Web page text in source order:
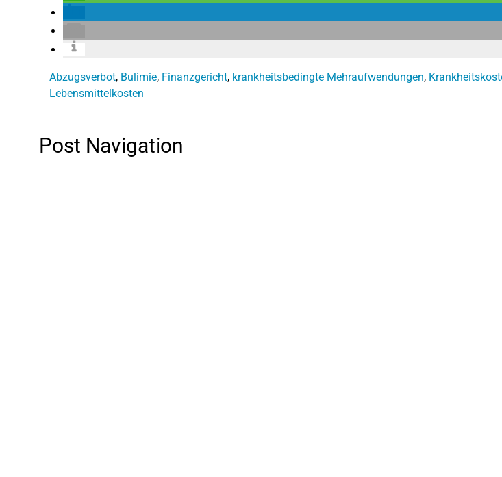
Abzugsverbot, Bulimie, Finanzgericht, krankheitsbedingte Mehraufwendungen,
Lebensmittelkosten
Post Navigation